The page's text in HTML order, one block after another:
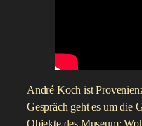
André Koch ist
Gespräch geht es um die